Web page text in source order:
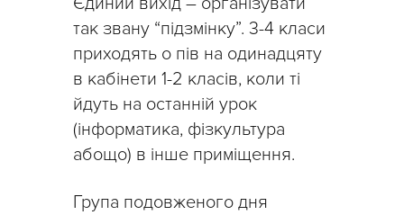
так звану “підзмінку”. 3-4 класи
приходять о пів на одинадцяту
в кабінети 1-2 класів, коли ті
йдуть на останній урок
(інформатика, фізкультура
абощо) в інше приміщення.
Група подовженого дня